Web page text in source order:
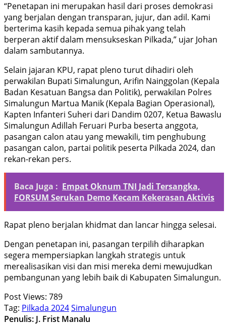
“Penetapan ini merupakan hasil dari proses demokrasi
yang berjalan dengan transparan, jujur, dan adil. Kami
berterima kasih kepada semua pihak yang telah
berperan aktif dalam mensukseskan Pilkada,” ujar Johan
dalam sambutannya.
Selain jajaran KPU, rapat pleno turut dihadiri oleh
perwakilan Bupati Simalungun, Arifin Nainggolan (Kepala
Badan Kesatuan Bangsa dan Politik), perwakilan Polres
Simalungun Martua Manik (Kepala Bagian Operasional),
Kapten Infanteri Suheri dari Dandim 0207, Ketua Bawaslu
Simalungun Adillah Feruari Purba beserta anggota,
pasangan calon atau yang mewakili, tim penghubung
pasangan calon, partai politik peserta Pilkada 2024, dan
rekan-rekan pers.
Baca Juga : Empat Oknum TNI Jadi Tersangka,
FORSUM Serukan Demo Kecam Kekerasan Aktivis
Rapat pleno berjalan khidmat dan lancar hingga selesai.
Dengan penetapan ini, pasangan terpilih diharapkan
segera mempersiapkan langkah strategis untuk
merealisasikan visi dan misi mereka demi mewujudkan
pembangunan yang lebih baik di Kabupaten Simalungun.
Post Views: 789
Tag: Pilkada 2024Simalungun
Penulis: J. Frist Manalu